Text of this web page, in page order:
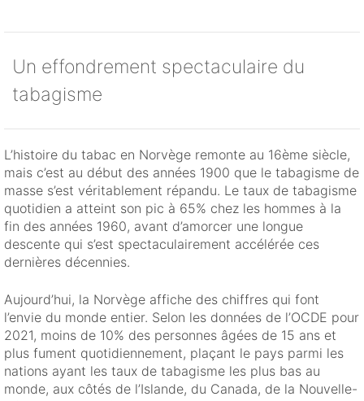
Un effondrement spectaculaire du
tabagisme
L’histoire du tabac en Norvège remonte au 16ème siècle,
mais c’est au début des années 1900 que le tabagisme de
masse s’est véritablement répandu. Le taux de tabagisme
quotidien a atteint son pic à 65% chez les hommes à la
fin des années 1960, avant d’amorcer une longue
descente qui s’est spectaculairement accélérée ces
dernières décennies.
Aujourd’hui, la Norvège affiche des chiffres qui font
l’envie du monde entier. Selon les données de l’OCDE pour
2021, moins de 10% des personnes âgées de 15 ans et
plus fument quotidiennement, plaçant le pays parmi les
nations ayant les taux de tabagisme les plus bas au
monde, aux côtés de l’Islande, du Canada, de la Nouvelle-